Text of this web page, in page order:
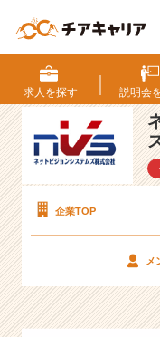
ッ
ト
ビ
ジ
ョ
ン
シ
ム
ズ
求人を探す 説明会
企業TOP
メ